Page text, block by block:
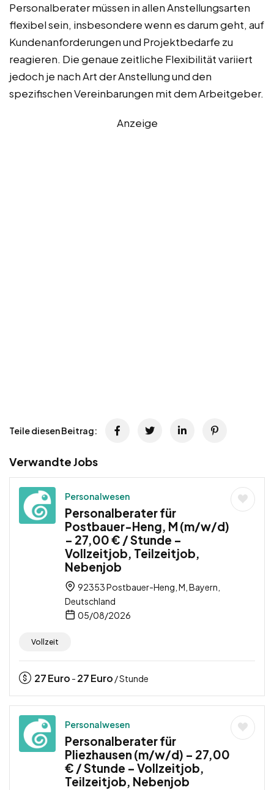
Personalberater müssen in allen Anstellungsarten
flexibel sein, insbesondere wenn es darum geht, auf
Kundenanforderungen und Projektbedarfe zu
reagieren. Die genaue zeitliche Flexibilität variiert
jedoch je nach Art der Anstellung und den
spezifischen Vereinbarungen mit dem Arbeitgeber.
Anzeige
Teile diesen Beitrag:
Verwandte Jobs
Personalwesen
Personalberater für
Postbauer-Heng, M (m/w/d)
– 27,00 € / Stunde –
Vollzeitjob, Teilzeitjob,
Nebenjob
92353 Postbauer-Heng, M, Bayern,
Deutschland
05/08/2026
Vollzeit
27Euro - 27Euro / Stunde
Personalwesen
Personalberater für
Pliezhausen (m/w/d) – 27,00
€ / Stunde – Vollzeitjob,
Teilzeitjob, Nebenjob